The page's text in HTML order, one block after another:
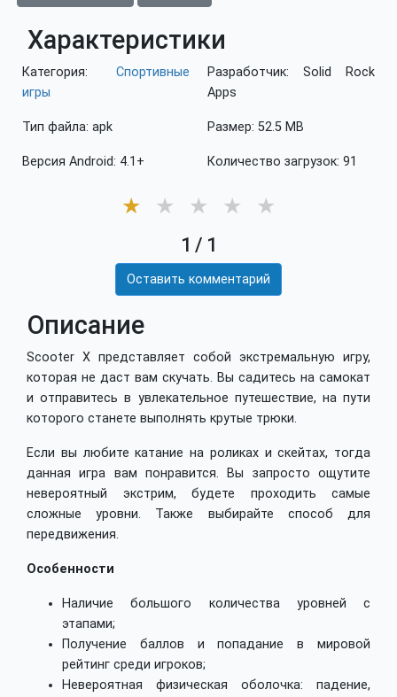
Характеристики
Категория: Спортивные
игры
Тип файла: apk
Версия Android: 4.1+
Разработчик: Solid Rock
Apps
Размер: 52.5 MB
Количество загрузок: 91
★ ★ ★ ★ ★
1 / 1
Оставить комментарий
Описание
Scooter X представляет собой экстремальную игру,
которая не даст вам скучать. Вы садитесь на самокат
и отправитесь в увлекательное путешествие, на пути
которого станете выполнять крутые трюки.
Если вы любите катание на роликах и скейтах, тогда
данная игра вам понравится. Вы запросто ощутите
невероятный экстрим, будете проходить самые
сложные уровни. Также выбирайте способ для
передвижения.
Особенности
Наличие большого количества уровней с
этапами;
Получение баллов и попадание в мировой
рейтинг среди игроков;
Невероятная физическая оболочка: падение,